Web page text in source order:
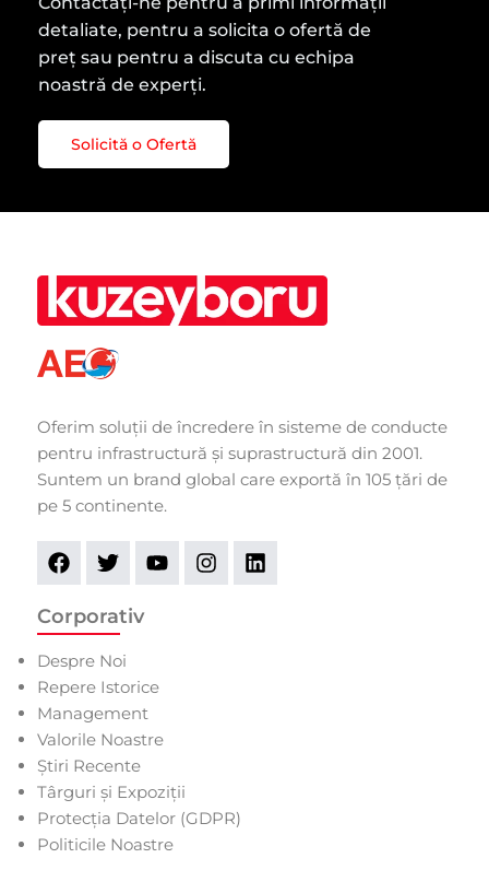
detaliate, pentru a solicita o ofertă de
preț sau pentru a discuta cu echipa
noastră de experți.
Solicită o Ofertă
Oferim soluții de încredere în sisteme de conducte
pentru infrastructură și suprastructură din 2001.
Suntem un brand global care exportă în 105 țări de
pe 5 continente.
Corporativ
Despre Noi
Repere Istorice
Management
Valorile Noastre
Știri Recente
Târguri și Expoziții
Protecția Datelor (GDPR)
Politicile Noastre